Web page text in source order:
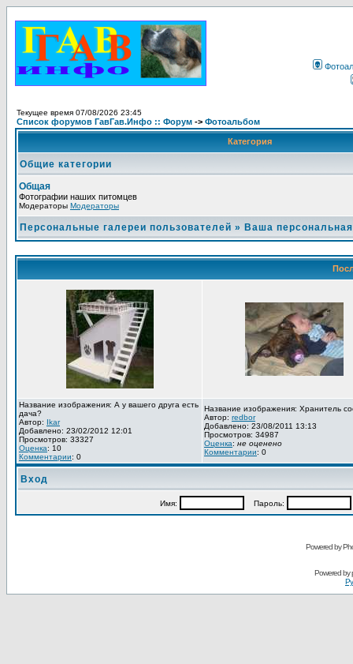
Текущее время 07/08/2026 23:45
Список форумов ГавГав.Инфо :: Форум -> Фотоальбом
Категория
Общие категории
Общая
Фотографии наших питомцев
Модераторы Модераторы
Персональные галереи пользователей » Ваша
Название изображения: А у вашего друга есть
дача?
Автор: Ikar
Добавлено: 23/02/2012 12:01
Просмотров: 33327
Оценка: 10
Комментарии: 0
Название изображения: Хранитель
Автор: redbor
Добавлено: 23/08/2011 13:13
Просмотров: 34987
Оценка: не оценено
Комментарии: 0
Вход
Имя: Пароль:
Powered by
Powered by